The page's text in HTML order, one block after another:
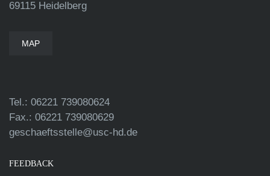
69115 Heidelberg
MAP
Tel.: 06221 739080624
Fax.: 06221 739080629
geschaeftsstelle@usc-hd.de
FEEDBACK